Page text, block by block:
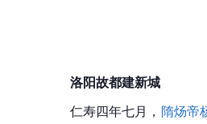
洛阳故都建新城
仁寿四年七月， 隋炀帝